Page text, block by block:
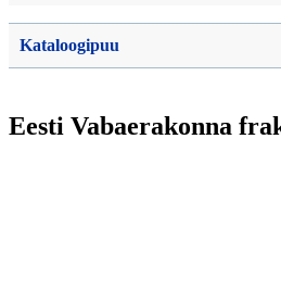
Kataloogipuu
Eesti Vabaerakonna